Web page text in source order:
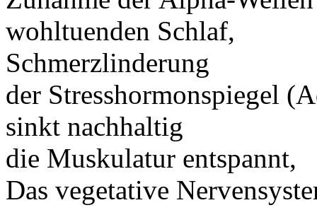
wohltuenden Schlaf,
Schmerzlinderung
der Stresshormonspiegel
sinkt nachhaltig
die Muskulatur entspannt,
Das vegetative